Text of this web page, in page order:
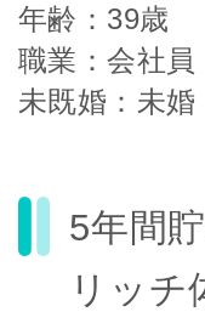
年齢：39歳
職業：会社員
未既婚：未婚
5年間
リッチ